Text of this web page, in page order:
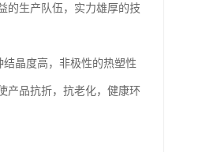
的生产队伍，实力雄厚的技
晶度高，非极性的热塑性
产品抗折，抗老化，健康环